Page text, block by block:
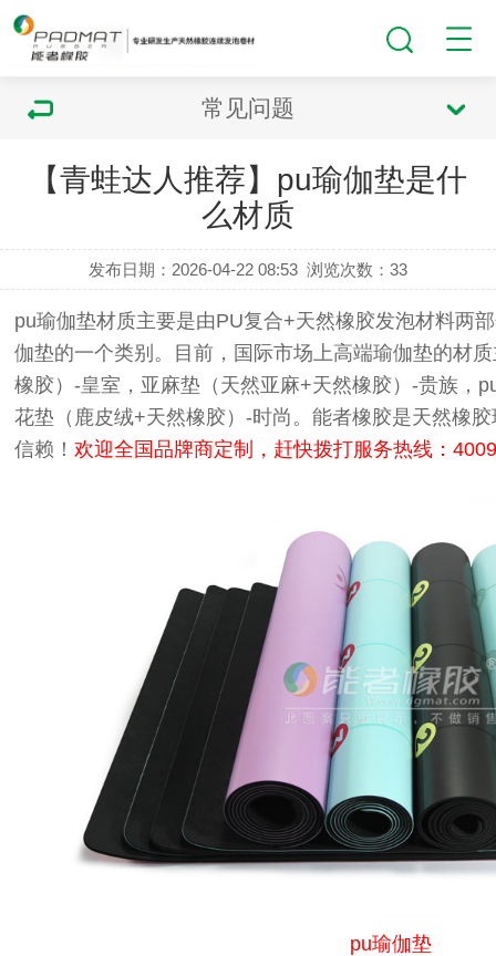
常见问题
【青蛙达人推荐】pu瑜伽垫是什
么材质
发布日期：2026-04-22 08:53 浏览次数：33
pu瑜伽垫材质主要是由PU复合+天然橡胶发泡材料两
伽垫的一个类别。目前，国际市场上高端瑜伽垫的材
橡胶）-皇室，亚麻垫（天然亚麻+天然橡胶）-贵族，
花垫（鹿皮绒+天然橡胶）-时尚。能者橡胶是天然橡
信赖！欢迎全国品牌商定制，赶快拨打服务热线：
pu瑜伽垫